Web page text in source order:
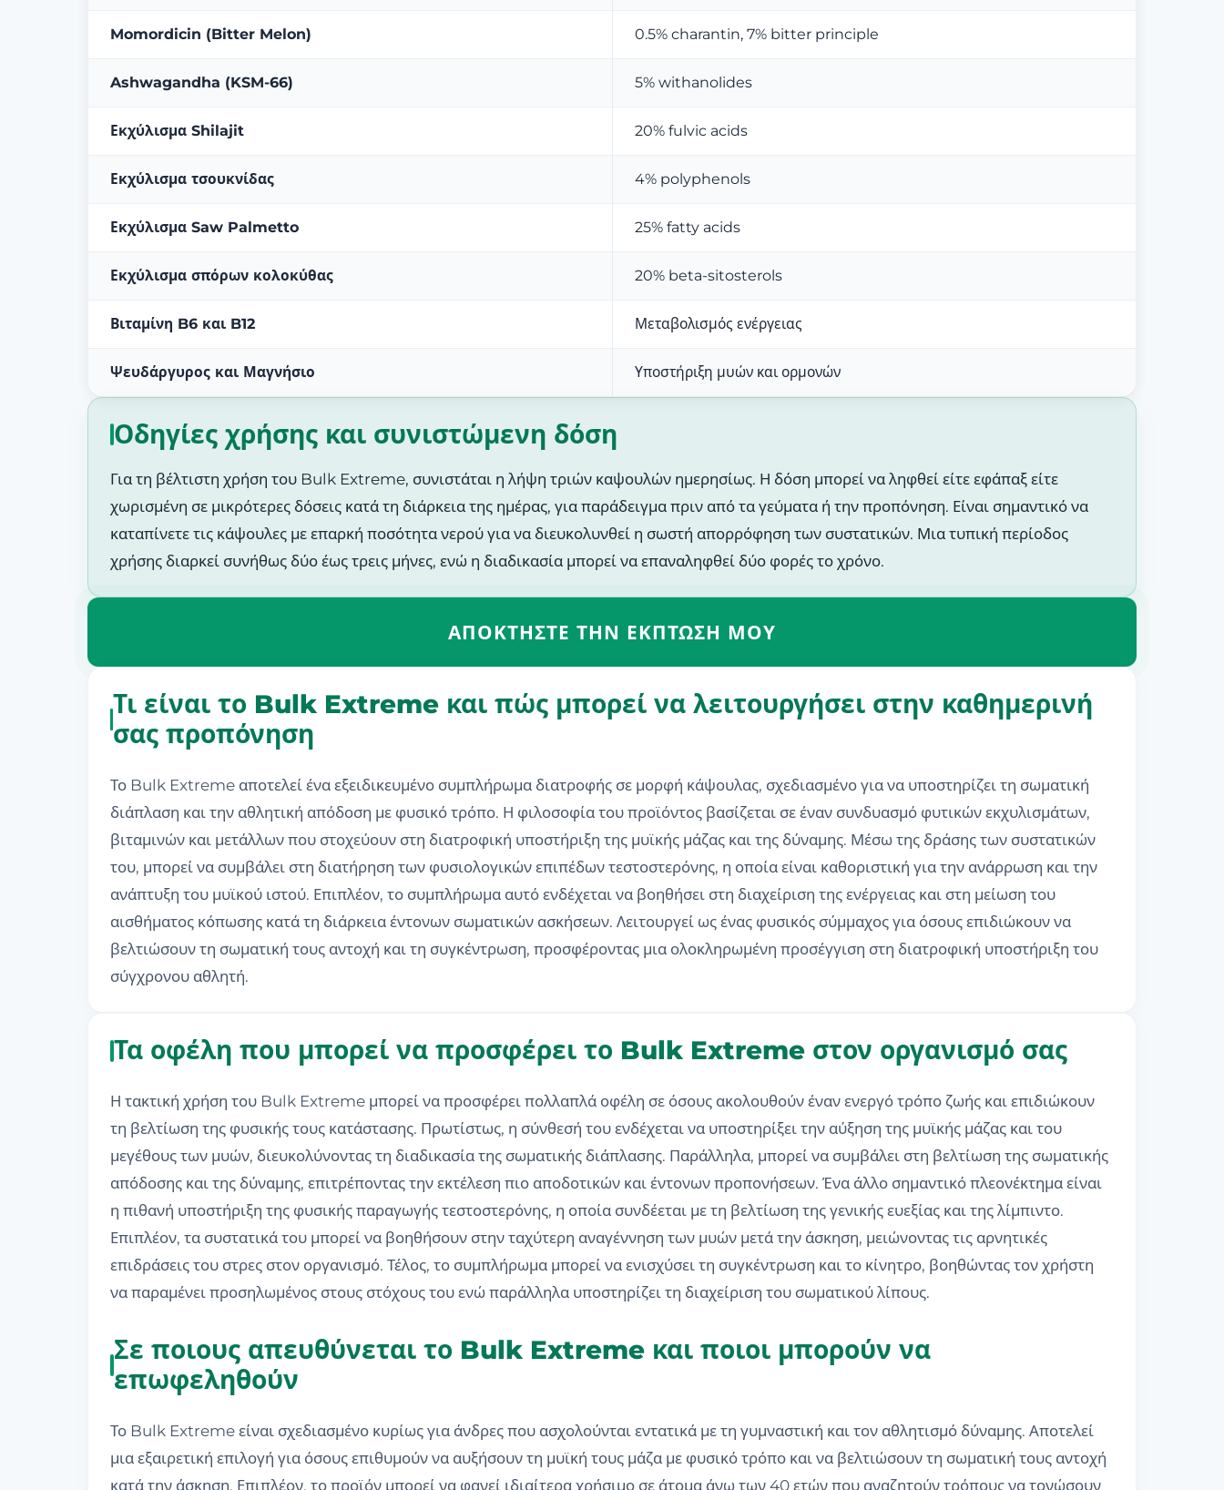
Momordicin (Bitter Melon) 0.5% charantin, 7% bitter principle
Ashwagandha (KSM-66) 5% withanolides
Εκχύλισμα Shilajit 20% fulvic acids
Εκχύλισμα τσουκνίδας 4% polyphenols
Εκχύλισμα Saw Palmetto 25% fatty acids
Εκχύλισμα σπόρων κολοκύθας 20% beta-sitosterols
Βιταμίνη B6 και B12 Μεταβολισμός ενέργειας
Ψευδάργυρος και Μαγνήσιο Υποστήριξη μυών και ορμονών
Οδηγίες χρήσης και συνιστώμενη δόση
Για τη βέλτιστη χρήση του Bulk Extreme, συνιστάται η λήψη τριών καψουλών ημερησίως. Η δόση μπορεί να ληφθεί είτε εφάπαξ είτε
χωρισμένη σε μικρότερες δόσεις κατά τη διάρκεια της ημέρας, για παράδειγμα πριν από τα γεύματα ή την προπόνηση. Είναι σημαντικό να
καταπίνετε τις κάψουλες με επαρκή ποσότητα νερού για να διευκολυνθεί η σωστή απορρόφηση των συστατικών. Μια τυπική περίοδος
χρήσης διαρκεί συνήθως δύο έως τρεις μήνες, ενώ η διαδικασία μπορεί να επαναληφθεί δύο φορές το χρόνο.
ΑΠΟΚΤΉΣΤΕ ΤΗΝ ΈΚΠΤΩΣΗ ΜΟΥ
Τι είναι το Bulk Extreme και πώς μπορεί να λειτουργήσει στην καθημερινή
σας προπόνηση
Το Bulk Extreme αποτελεί ένα εξειδικευμένο συμπλήρωμα διατροφής σε μορφή κάψουλας, σχεδιασμένο για να υποστηρίζει τη σωματική
διάπλαση και την αθλητική απόδοση με φυσικό τρόπο. Η φιλοσοφία του προϊόντος βασίζεται σε έναν συνδυασμό φυτικών εκχυλισμάτων,
βιταμινών και μετάλλων που στοχεύουν στη διατροφική υποστήριξη της μυϊκής μάζας και της δύναμης. Μέσω της δράσης των συστατικών
του, μπορεί να συμβάλει στη διατήρηση των φυσιολογικών επιπέδων τεστοστερόνης, η οποία είναι καθοριστική για την ανάρρωση και την
ανάπτυξη του μυϊκού ιστού. Επιπλέον, το συμπλήρωμα αυτό ενδέχεται να βοηθήσει στη διαχείριση της ενέργειας και στη μείωση του
αισθήματος κόπωσης κατά τη διάρκεια έντονων σωματικών ασκήσεων. Λειτουργεί ως ένας φυσικός σύμμαχος για όσους επιδιώκουν να
βελτιώσουν τη σωματική τους αντοχή και τη συγκέντρωση, προσφέροντας μια ολοκληρωμένη προσέγγιση στη διατροφική υποστήριξη του
σύγχρονου αθλητή.
Τα οφέλη που μπορεί να προσφέρει το Bulk Extreme στον οργανισμό σας
Η τακτική χρήση του Bulk Extreme μπορεί να προσφέρει πολλαπλά οφέλη σε όσους ακολουθούν έναν ενεργό τρόπο ζωής και επιδιώκουν
τη βελτίωση της φυσικής τους κατάστασης. Πρωτίστως, η σύνθεσή του ενδέχεται να υποστηρίξει την αύξηση της μυϊκής μάζας και του
μεγέθους των μυών, διευκολύνοντας τη διαδικασία της σωματικής διάπλασης. Παράλληλα, μπορεί να συμβάλει στη βελτίωση της σωματικής
απόδοσης και της δύναμης, επιτρέποντας την εκτέλεση πιο αποδοτικών και έντονων προπονήσεων. Ένα άλλο σημαντικό πλεονέκτημα είναι
η πιθανή υποστήριξη της φυσικής παραγωγής τεστοστερόνης, η οποία συνδέεται με τη βελτίωση της γενικής ευεξίας και της λίμπιντο.
Επιπλέον, τα συστατικά του μπορεί να βοηθήσουν στην ταχύτερη αναγέννηση των μυών μετά την άσκηση, μειώνοντας τις αρνητικές
επιδράσεις του στρες στον οργανισμό. Τέλος, το συμπλήρωμα μπορεί να ενισχύσει τη συγκέντρωση και το κίνητρο, βοηθώντας τον χρήστη
να παραμένει προσηλωμένος στους στόχους του ενώ παράλληλα υποστηρίζει τη διαχείριση του σωματικού λίπους.
Σε ποιους απευθύνεται το Bulk Extreme και ποιοι μπορούν να
επωφεληθούν
Το Bulk Extreme είναι σχεδιασμένο κυρίως για άνδρες που ασχολούνται εντατικά με τη γυμναστική και τον αθλητισμό δύναμης. Αποτελεί
μια εξαιρετική επιλογή για όσους επιθυμούν να αυξήσουν τη μυϊκή τους μάζα με φυσικό τρόπο και να βελτιώσουν τη σωματική τους αντοχή
κατά την άσκηση. Επιπλέον, το προϊόν μπορεί να φανεί ιδιαίτερα χρήσιμο σε άτομα άνω των 40 ετών που αναζητούν τρόπους να τονώσουν